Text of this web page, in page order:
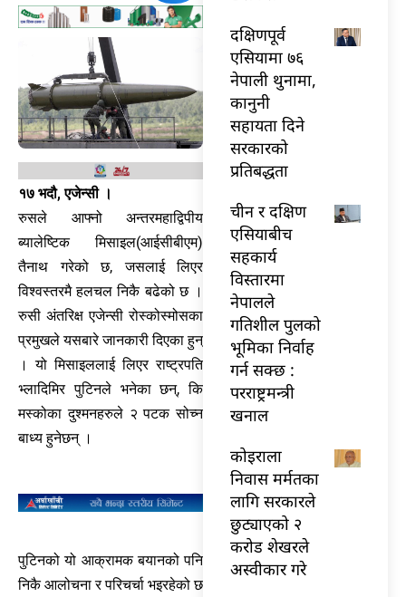
१७ भदौ, एजेन्सी ।
रुसले आफ्नो अन्तरमहाद्विपीय
ब्यालेष्टिक मिसाइल(आईसीबीएम)
तैनाथ गरेको छ, जसलाई लिएर
विश्वस्तरमै हलचल निकै बढेको छ ।
रुसी अंतरिक्ष एजेन्सी रोस्कोस्मोसका
प्रमुखले यसबारे जानकारी दिएका हुन्
। यो मिसाइललाई लिएर राष्ट्रपति
भ्लादिमिर पुटिनले भनेका छन्, कि
मस्कोका दुश्मनहरुले २ पटक सोच्न
बाध्य हुनेछन् ।
पुटिनको यो आक्रामक बयानको पनि
निकै आलोचना र परिचर्चा भइरहेको छ
दक्षिणपूर्व
एसियामा ७६
नेपाली थुनामा,
कानुनी
सहायता दिने
सरकारको
प्रतिबद्धता
चीन र दक्षिण
एसियाबीच
सहकार्य
विस्तारमा
नेपालले
गतिशील पुलको
भूमिका निर्वाह
गर्न सक्छ :
परराष्ट्रमन्त्री
खनाल
कोइराला
निवास मर्मतका
लागि सरकारले
छुट्याएको २
करोड शेखरले
अस्वीकार गरे